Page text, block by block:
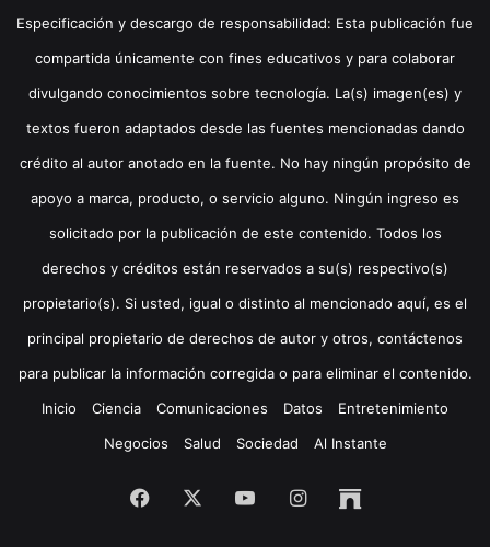
Especificación y descargo de responsabilidad: Esta publicación fue
compartida únicamente con fines educativos y para colaborar
divulgando conocimientos sobre tecnología. La(s) imagen(es) y
textos fueron adaptados desde las fuentes mencionadas dando
crédito al autor anotado en la fuente. No hay ningún propósito de
apoyo a marca, producto, o servicio alguno. Ningún ingreso es
solicitado por la publicación de este contenido. Todos los
derechos y créditos están reservados a su(s) respectivo(s)
propietario(s). Si usted, igual o distinto al mencionado aquí, es el
principal propietario de derechos de autor y otros, contáctenos
para publicar la información corregida o para eliminar el contenido.
Inicio
Ciencia Comunicaciones Datos
Entretenimiento
Negocios
Salud Sociedad Al Instante
Facebook YouTubeInstagramArchive